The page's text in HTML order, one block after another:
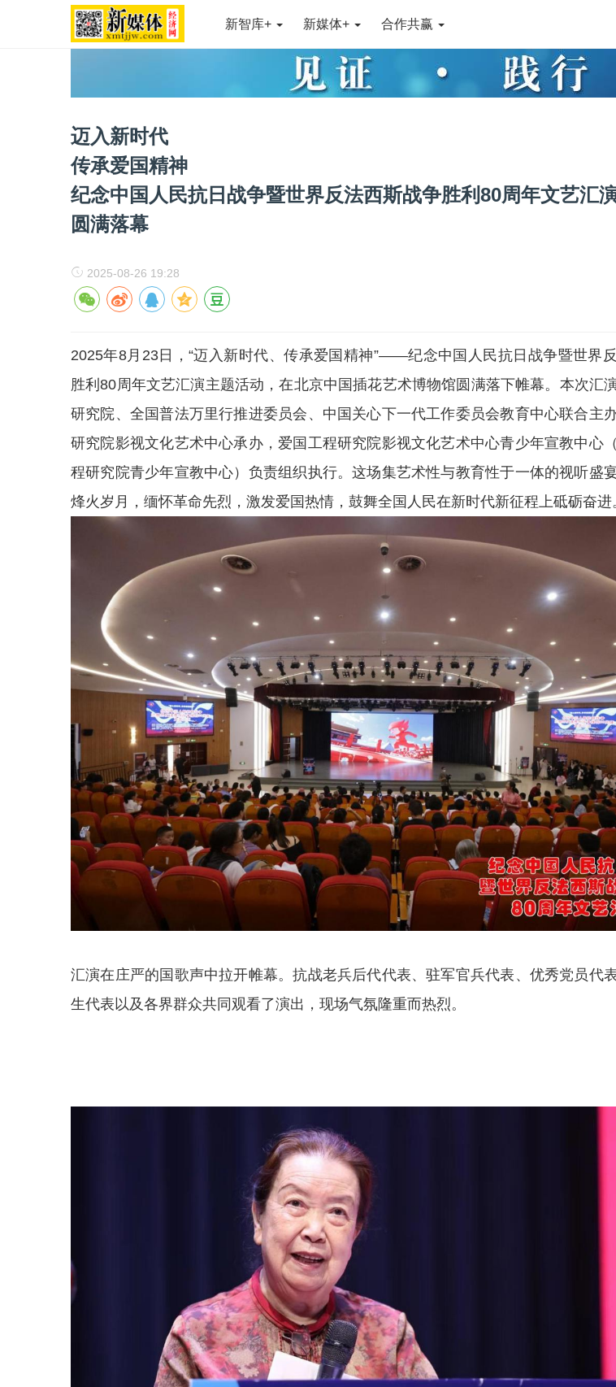
新智库+ 新媒体+ 合作共赢
迈入新时代
传承爱国精神
纪念中国人民抗日战争暨世界反法西斯战争胜利80周年文艺汇
圆满落幕
2025-08-26 19:28
2025年8月23日，“迈入新时代、传承爱国精神”——纪念中国人民抗日战争暨世界
胜利80周年文艺汇演主题活动，在北京中国插花艺术博物馆圆满落下帷幕。本次汇
研究院、全国普法万里行推进委员会、中国关心下一代工作委员会教育中心联合主
研究院影视文化艺术中心承办，爱国工程研究院影视文化艺术中心青少年宣教中心
程研究院青少年宣教中心）负责组织执行。这场集艺术性与教育性于一体的视听盛
烽火岁月，缅怀革命先烈，激发爱国热情，鼓舞全国人民在新时代新征程上砥砺奋进
汇演在庄严的国歌声中拉开帷幕。抗战老兵后代代表、驻军官兵代表、优秀党员代
生代表以及各界群众共同观看了演出，现场气氛隆重而热烈。